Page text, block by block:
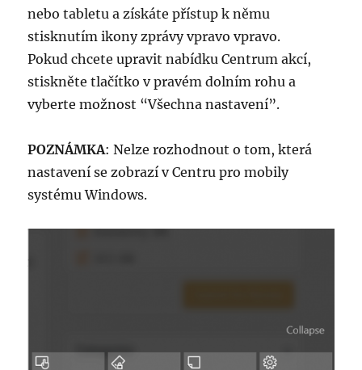
nebo tabletu a získáte přístup k němu
stisknutím ikony zprávy vpravo vpravo.
Pokud chcete upravit nabídku Centrum akcí,
stiskněte tlačítko v pravém dolním rohu a
vyberte možnost “Všechna nastavení”.
POZNÁMKA: Nelze rozhodnout o tom, která
nastavení se zobrazí v Centru pro mobily
systému Windows.